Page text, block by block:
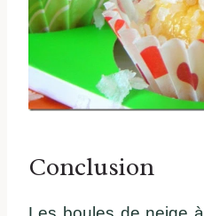
Conclusion